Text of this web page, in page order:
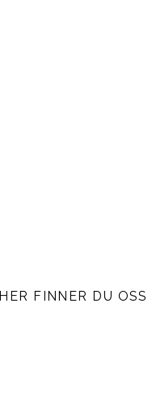
HER FINNER DU OSS